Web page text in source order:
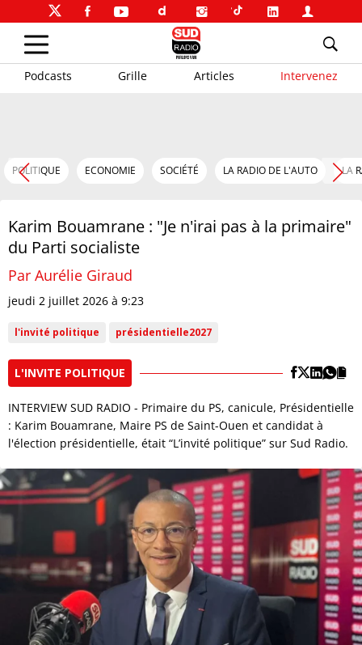
Podcasts Grille Articles Intervenez
POLITIQUE ECONOMIE SOCIÉTÉ LA RADIO DE L'AUTO LA
Karim Bouamrane : "Je n'irai pas à la primaire"
du Parti socialiste
Par Aurélie Giraud
jeudi 2 juillet 2026 à 9:23
l'invité politique présidentielle2027
L'INVITE POLITIQUE
INTERVIEW SUD RADIO - Primaire du PS, canicule, Présidentielle
: Karim Bouamrane, Maire PS de Saint-Ouen et candidat à
l'élection présidentielle, était “L’invité politique” sur Sud Radio.